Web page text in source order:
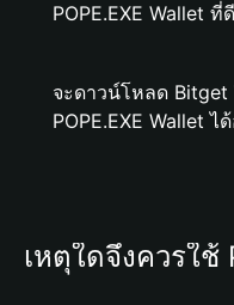
POPE.EXE Wallet
จะดาวน์โหลด Bitget
POPE.EXE Wallet ไ
เหตุใดจึงควรใช้